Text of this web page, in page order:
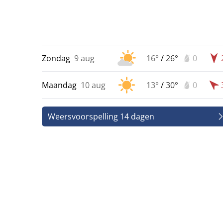
Zondag 9 aug 16° /26° 0
Maandag 10 aug 13° /30° 0
Weersvoorspelling 14 dagen